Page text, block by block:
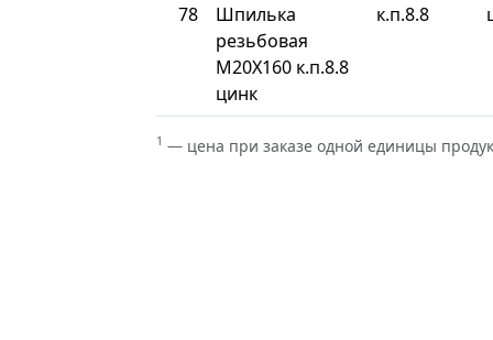
78
Шпилька
резьбовая
М20Х160 к.п.8.8
цинк
к.п.8.8
1 — цена при заказе одной единицы